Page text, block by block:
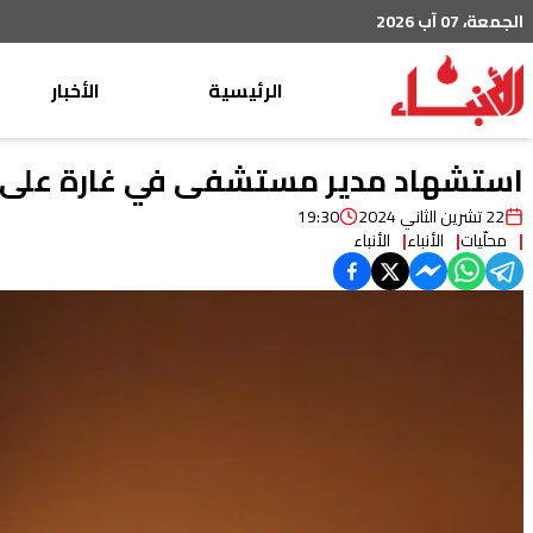
الجمعة، 07 آب 2026
الرئيسية
الأخبار
محليات
عربي دولي
خاص
استشهاد مدير مستشفى في غارة
22 تشرين الثاني 2024 19:30
محلّيات الأنباء الأنباء